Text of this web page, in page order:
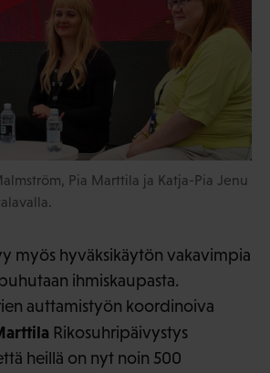
Pia Marttila ja Katja-Pia Jenu
myös hyväksikäytön vakavimpia
ihmiskaupasta.
auttamistyön koordinoiva
Rikosuhripäivystys
heillä on nyt noin 500